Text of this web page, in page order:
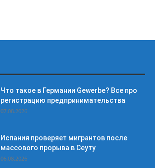
Что такое в Германии Gewerbe? Все про
регистрацию предпринимательства
07.08.2026
Испания проверяет мигрантов после
массового прорыва в Сеуту
06.08.2026